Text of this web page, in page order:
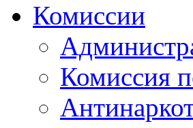
Комиссии
Комиссия